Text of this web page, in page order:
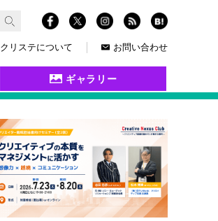
クリステについて お問い合わせ
ギャラリー